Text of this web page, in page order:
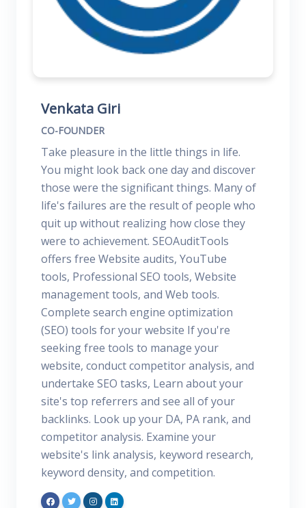
Venkata Giri
CO-FOUNDER
Take pleasure in the little things in life.
You might look back one day and discover
those were the significant things. Many of
life's failures are the result of people who
quit up without realizing how close they
were to achievement. SEOAuditTools
offers free Website audits, YouTube
tools, Professional SEO tools, Website
management tools, and Web tools.
Complete search engine optimization
(SEO) tools for your website If you're
seeking free tools to manage your
website, conduct competitor analysis, and
undertake SEO tasks, Learn about your
site's top referrers and see all of your
backlinks. Look up your DA, PA rank, and
competitor analysis. Examine your
website's link analysis, keyword research,
keyword density, and competition.